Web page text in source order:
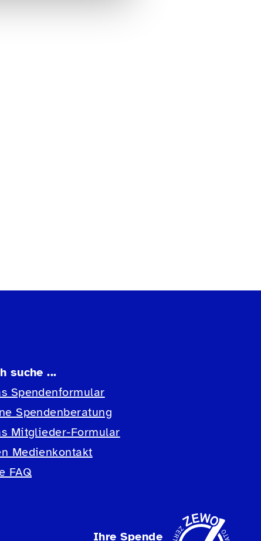
suche ...
Spendenformular
Spendenberatung
Mitglieder-Formular
Medienkontakt
FAQ
Ihre Spende